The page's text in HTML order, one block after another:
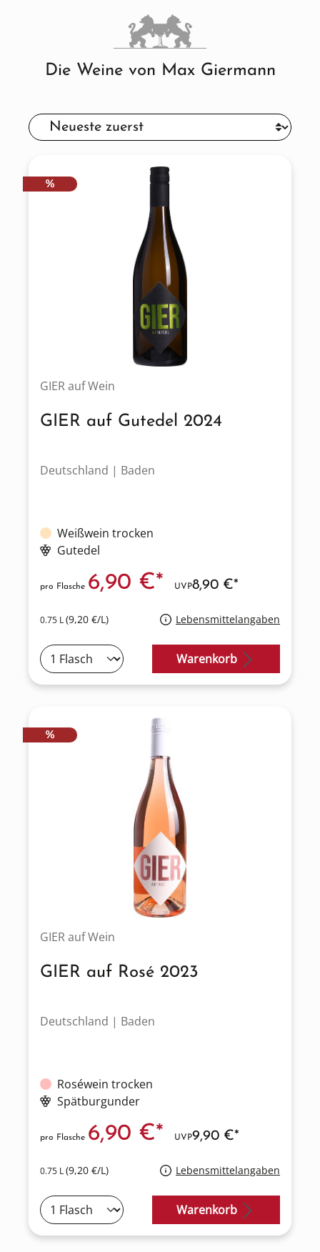
Die Weine von Max Giermann
RABATT
%
GIER auf Wein
GIER auf Gutedel 2024
Deutschland | Baden
Weißwein trocken
Gutedel
0.75 L(9,20 €/L) Lebensmittelangaben
pro Flasche 6,90 €* UVP8,90 €*
Warenkorb
RABATT
%
GIER auf Wein
GIER auf Rosé 2023
Deutschland | Baden
Roséwein trocken
Spätburgunder
0.75 L(9,20 €/L) Lebensmittelangaben
pro Flasche 6,90 €* UVP9,90 €*
Warenkorb